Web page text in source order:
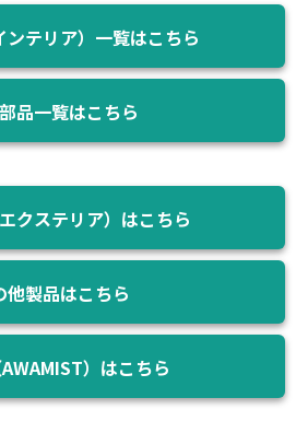
ンテリア）一覧はこちら
品一覧はこちら
クステリア）はこちら
他製品はこちら
）はこちら